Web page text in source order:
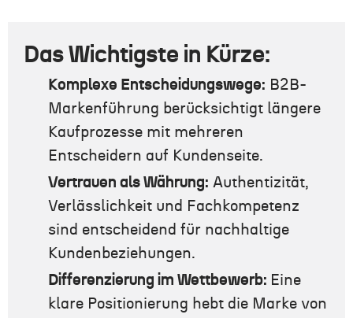
Das Wichtigste in Kürze:
Komplexe Entscheidungswege: B2B-
Markenführung berücksichtigt längere
Kaufprozesse mit mehreren
Entscheidern auf Kundenseite.
Vertrauen als Währung: Authentizität,
Verlässlichkeit und Fachkompetenz
sind entscheidend für nachhaltige
Kundenbeziehungen.
Differenzierung im Wettbewerb: Eine
klare Positionierung hebt die Marke von